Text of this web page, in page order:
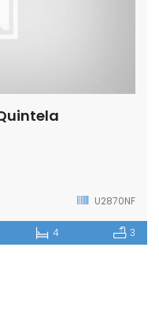
U2870NF
4 3